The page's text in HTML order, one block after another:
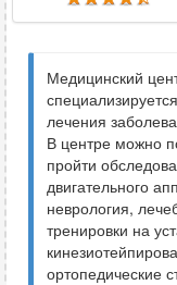
Медицинский
лечения
В центре можно
пройти
двигательного
неврология,
тренировки на
ортопедические